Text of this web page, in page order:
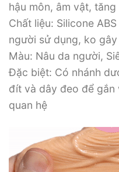
hậu môn, âm vật,
Chất liệu: Silicone
người sử dụng, ko
Màu: Nâu da người,
Đặc biệt: Có nhánh
đít và dây đeo để gắn
quan hệ